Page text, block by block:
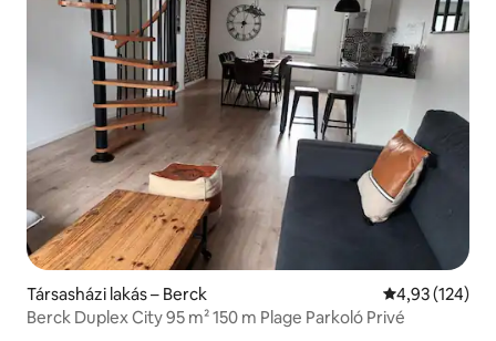
Társasházi lakás – Berck Átlagos
4,93 (124)
Berck Duplex City 95 m² 150 m Plage Parkoló Privé